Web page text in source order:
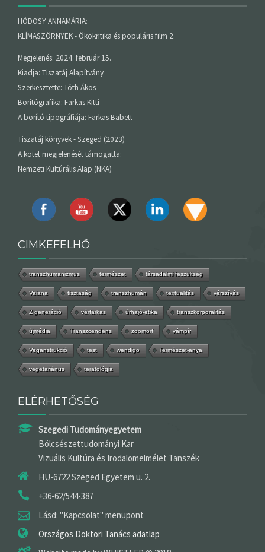
HÓDOSY ANNAMÁRIA:
KLÍMASZÖRNYEK - Ökokritika és populáris film 2.
Megjelenés: 2024. február 15.
Kiadja: Tiszatáj Alapítvány
Szerkesztette: Tóth Ákos
Borítógrafika: Farkas Kitti
A borító tipográfiája: Farkas Babett
Tiszatáj könyvek - Szeged (2023)
A kötet megjelenését támogatta:
Nemzeti Kultúrális Alap (NKA)
CIMKEFELHŐ
transzhumanizmus természet társadalmi feszültség
Vaiana tisztaság transzhumán textualitás vérszívás
Z generáció vérfarkas űrhajó-etika transzkorporalitás
újmédia Transzcendens zoomorf vámpír
Veganstrukció test wendigo Természet-anya
vegetariánus teratológia
ELÉRHETŐSÉG
Szegedi Tudományegyetem
Bölcsészettudományi Kar
Vizuális Kultúra és Irodalomelmélet Tanszék
HU-6722 Szeged Egyetem u. 2.
+36-62/544-387
Lásd: "Kapcsolat" menüpont
Országos Doktori Tanács adatlap